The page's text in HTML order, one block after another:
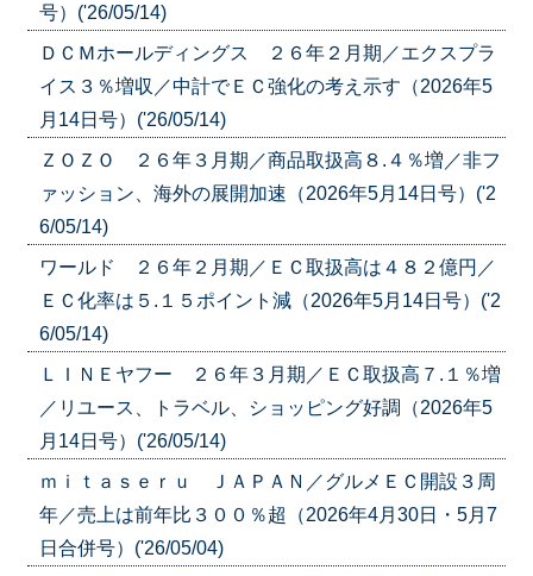
号）('26/05/14)
ＤＣＭホールディングス ２６年２月期／エクスプラ
イス３％増収／中計でＥＣ強化の考え示す（2026年5
月14日号）('26/05/14)
ＺＯＺＯ ２６年３月期／商品取扱高８.４％増／非フ
ァッション、海外の展開加速（2026年5月14日号）('2
6/05/14)
ワールド ２６年２月期／ＥＣ取扱高は４８２億円／
ＥＣ化率は５.１５ポイント減（2026年5月14日号）('2
6/05/14)
ＬＩＮＥヤフー ２６年３月期／ＥＣ取扱高７.１％増
／リユース、トラベル、ショッピング好調（2026年5
月14日号）('26/05/14)
ｍｉｔａｓｅｒｕ ＪＡＰＡＮ／グルメＥＣ開設３周
年／売上は前年比３００％超（2026年4月30日・5月7
日合併号）('26/05/04)